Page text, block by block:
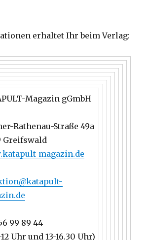
erhaltet Ihr beim Verlag:
Magazin gGmbH
Rathenau-Straße 49a
Greifswald
magazin.de
99 89 44
Uhr und 13-16.30 Uhr)